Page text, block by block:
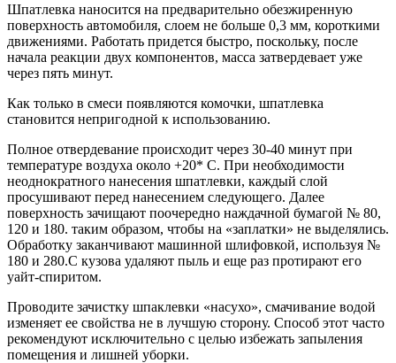
Шпатлевка наносится на предварительно обезжиренную
поверхность автомобиля, слоем не больше 0,3 мм, короткими
движениями. Работать придется быстро, поскольку, после
начала реакции двух компонентов, масса затвердевает уже
через пять минут.
Как только в смеси появляются комочки, шпатлевка
становится непригодной к использованию.
Полное отвердевание происходит через 30-40 минут при
температуре воздуха около +20* С. При необходимости
неоднократного нанесения шпатлевки, каждый слой
просушивают перед нанесением следующего. Далее
поверхность зачищают поочередно наждачной бумагой № 80,
120 и 180. таким образом, чтобы на «заплатки» не выделялись.
Обработку заканчивают машинной шлифовкой, используя №
180 и 280.С кузова удаляют пыль и еще раз протирают его
уайт-спиритом.
Проводите зачистку шпаклевки «насухо», смачивание водой
изменяет ее свойства не в лучшую сторону. Способ этот часто
рекомендуют исключительно с целью избежать запыления
помещения и лишней уборки.